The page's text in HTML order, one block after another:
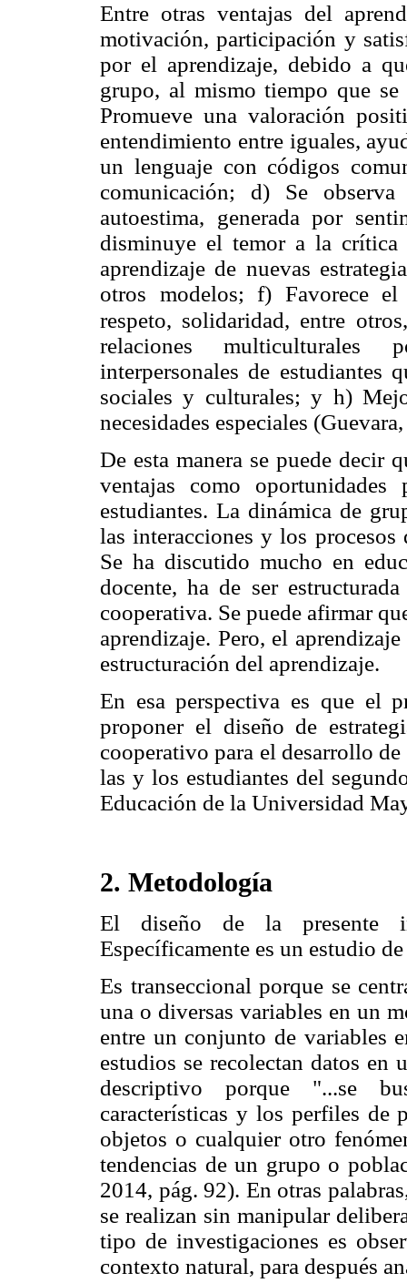
Entre otras ventajas del
motivación, participación y
por el aprendizaje, debido a
grupo, al mismo tiempo que
Promueve una valoración
entendimiento entre iguales,
un lenguaje con códigos
comunicación; d) Se
autoestima, generada por
disminuye el temor a la
aprendizaje de nuevas
otros modelos; f) Favorece
respeto, solidaridad, entre
relaciones multiculturales
interpersonales de estudiantes
sociales y culturales; y h)
necesidades especiales
De esta manera se puede decir
ventajas como
estudiantes. La dinámica de
las interacciones y los
Se ha discutido mucho en
docente, ha de ser
cooperativa. Se puede afirmar
aprendizaje. Pero, el
estructuración del aprendizaje.
En esa perspectiva es que el
proponer el diseño de
cooperativo para el desarrollo
las y los estudiantes del
Educación de la Universidad
2. Metodología
El diseño de la presente
Específicamente es un estudio
Es transeccional porque se
una o diversas variables en un
entre un conjunto de variables
estudios se recolectan datos
descriptivo porque "...se
características y los perfiles de
objetos o cualquier otro
tendencias de un grupo o
2014, pág. 92). En otras
se realizan sin manipular
tipo de investigaciones es
contexto natural, para después